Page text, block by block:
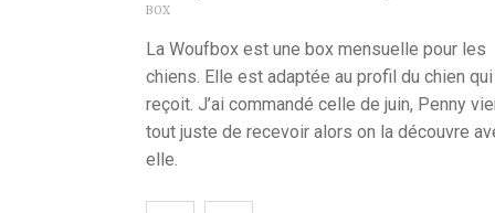
BOX
La Woufbox est une box mensuelle pour les
chiens. Elle est adaptée au profil du chien
reçoit. J’ai commandé celle de juin, Penny
tout juste de recevoir alors on la découvre
elle.